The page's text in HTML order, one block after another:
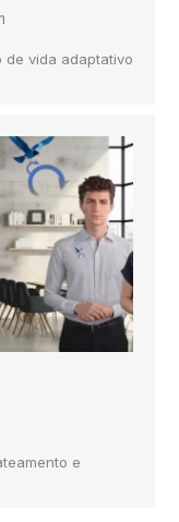
vida adaptativo
e